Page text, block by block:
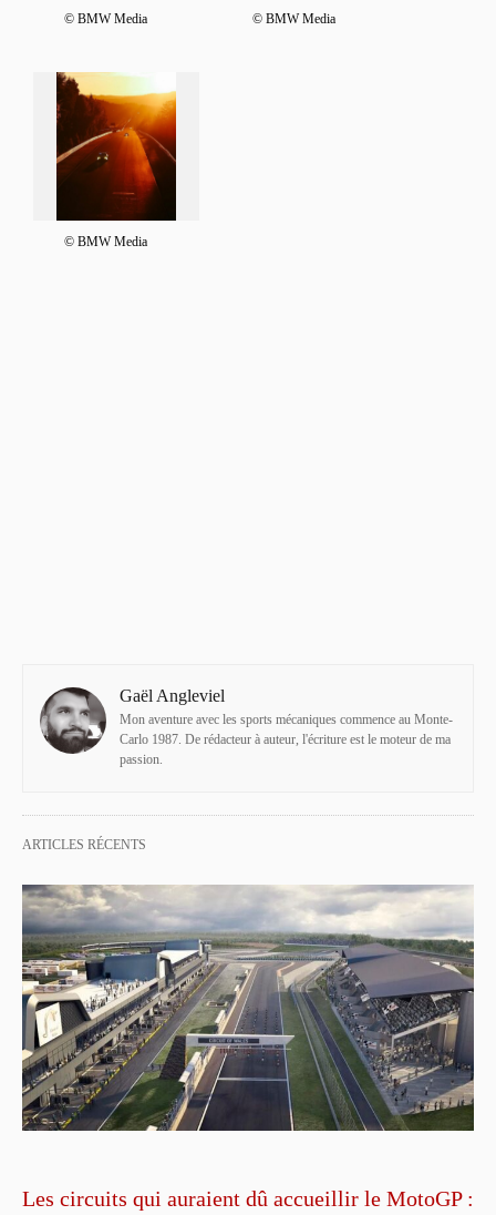
© BMW Media © BMW Media
© BMW Media
Gaël Angleviel
Mon aventure avec les sports mécaniques commence au Monte-
Carlo 1987. De rédacteur à auteur, l'écriture est le moteur de ma
passion.
ARTICLES RÉCENTS
Les circuits qui auraient dû accueillir le MotoGP :